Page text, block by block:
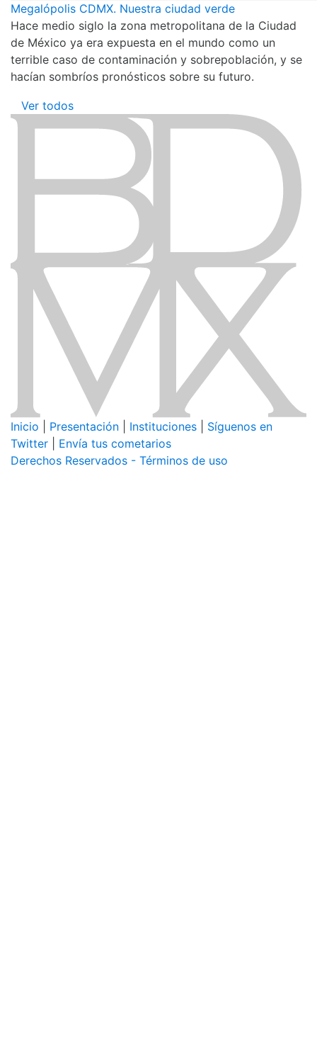
Megalópolis CDMX. Nuestra ciudad verde
Hace medio siglo la zona metropolitana de la Ciudad
de México ya era expuesta en el mundo como un
terrible caso de contaminación y sobrepoblación, y se
hacían sombríos pronósticos sobre su futuro.
Ver todos
Inicio Presentación Instituciones
Síguenos en
Twitter
Envía tus cometarios
Derechos Reservados - Términos de uso